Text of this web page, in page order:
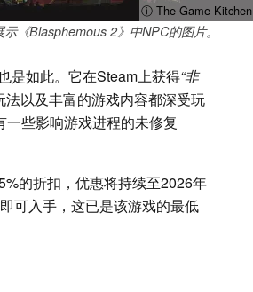
ⓘ The Game Kitchen
示《Blasphemous 2》中NPC的图片。
是如此。它在Steam上获得“非
法以及丰富的游戏内容都深受玩
些影响游戏进程的未修复
的折扣，优惠将持续至2026年
可入手，这已是该游戏的最低